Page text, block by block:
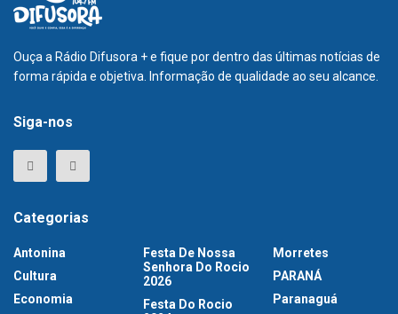
Ouça a Rádio Difusora + e fique por dentro das últimas notícias de
forma rápida e objetiva. Informação de qualidade ao seu alcance.
Siga-nos
Categorias
Antonina
Cultura
Economia
Festa De Nossa
Senhora Do Rocio
2026
Festa Do Rocio
Morretes
PARANÁ
Paranaguá